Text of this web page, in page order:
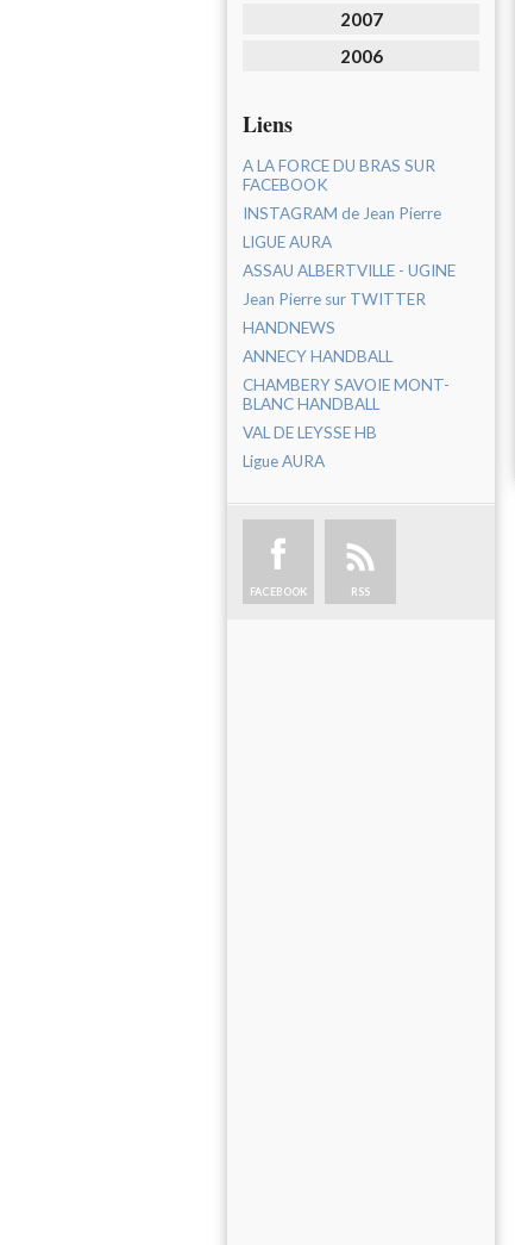
2007
2006
Liens
A LA FORCE DU BRAS SUR
FACEBOOK
INSTAGRAM de Jean Pierre
LIGUE AURA
ASSAU ALBERTVILLE - UGINE
Jean Pierre sur TWITTER
HANDNEWS
ANNECY HANDBALL
CHAMBERY SAVOIE MONT-
BLANC HANDBALL
VAL DE LEYSSE HB
Ligue AURA
FACEBOOK RSS